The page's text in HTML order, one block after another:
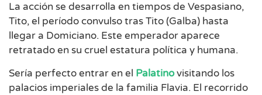
La acción se desarrolla en tiempos de Vespasiano,
Tito, el período convulso tras Tito (Galba) hasta
llegar a Domiciano. Este emperador aparece
retratado en su cruel estatura política y humana.
Sería perfecto entrar en el Palatinovisitando los
palacios imperiales de la familia Flavia. El recorrido